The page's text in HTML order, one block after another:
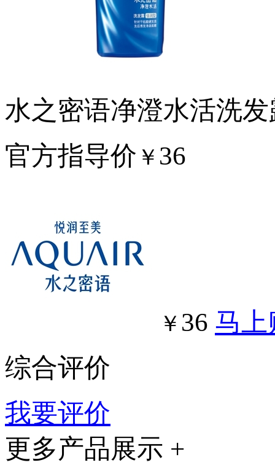
水之密语净澄水活洗
官方指导价 ￥ 36
￥ 36 马上
综合评价
我要评价
更多产品展示 +